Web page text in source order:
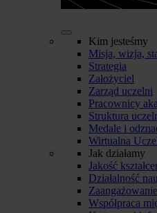
Kim jesteśmy
Misja, wizja,
Strategia
Założyciel
Zarząd uczelni
Pracownicy
Struktura
Medale i
Wirtualna
Jak działamy
Jakość
Działalność
Współpraca